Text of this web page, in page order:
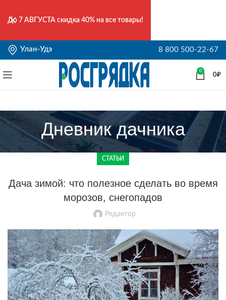
Улан-Удэ 8 800 500-22-67
0
0₽
Дневник дачника
СТАТЬИ
Дача зимой: что полезное сделать во время
морозов, снегопадов
Редактор
До 7 АВГУСТА скидка 40% на все товары!